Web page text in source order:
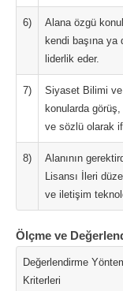
6)
Alana özgü
kendi başına ya
liderlik eder.
7)
Siyaset Bilimi
konularda
ve sözlü olarak
8)
Alanının
Lisansı İleri
ve iletişim
Ölçme ve
Değerlendirme
Kriterleri